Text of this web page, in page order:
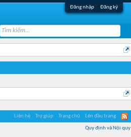
Đăng nhập Đăng ký
Liên hệ Trợ giúp Trang chủ Lên đầu trang
Quy định và Nội quy